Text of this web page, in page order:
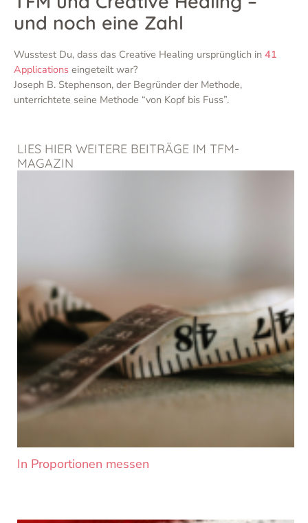
und noch eine Zahl
Wusstest Du, dass das Creative Healing ursprünglich in 41
Applications eingeteilt war?
Joseph B. Stephenson, der Begründer der Methode,
unterrichtete seine Methode “von Kopf bis Fuss”.
LIES HIER WEITERE BEITRÄGE IM TFM-
MAGAZIN
In Proportionen messen